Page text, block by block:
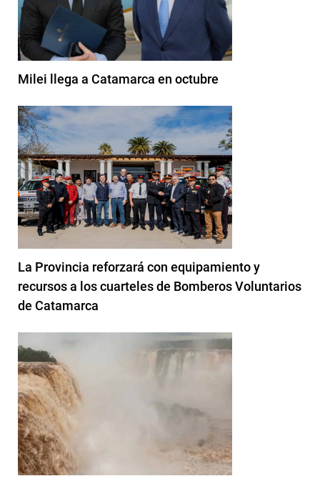
Milei llega a Catamarca en octubre
La Provincia reforzará con equipamiento y
recursos a los cuarteles de Bomberos Voluntarios
de Catamarca